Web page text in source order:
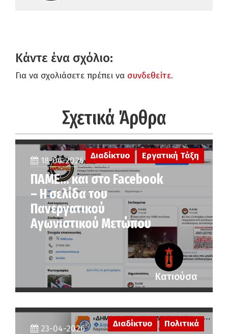
Κάντε ένα σχόλιο:
Για να σχολιάσετε πρέπει να συνδεθείτε.
Σχετικά Άρθρα
Διαδίκτυο Εργατική Τάξη
18-06-2026
ΠΑΜΕ… και στο Facebook
– Η σελίδα του
Πανεργατικού
Αγωνιστικού Μετώπου
Κατιούσα
23-04-2026
Διαδίκτυο Πολιτικά